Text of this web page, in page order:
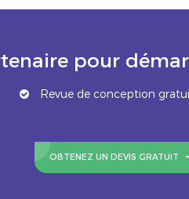
pour
Revue de conception
OBTENEZ UN DEVIS GRATUIT